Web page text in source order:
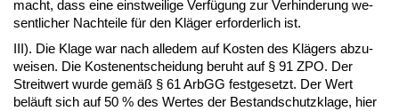
macht, dass ei­ne einst­wei­li­ge Verfügung zur Ver­hin­de­rung we­
sent­li­cher Nach­tei­le für den Kläger er­for­der­lich ist.
III). Die Kla­ge war nach al­le­dem auf Kos­ten des Klägers ab­zu­
wei­sen. Die Kos­ten­ent­schei­dung be­ruht auf § 91 ZPO. Der
Streit­wert wur­de gemäß § 61 ArbGG fest­ge­setzt. Der Wert
beläuft sich auf 50 % des Wer­tes der Be­stand­schutz­kla­ge, hier